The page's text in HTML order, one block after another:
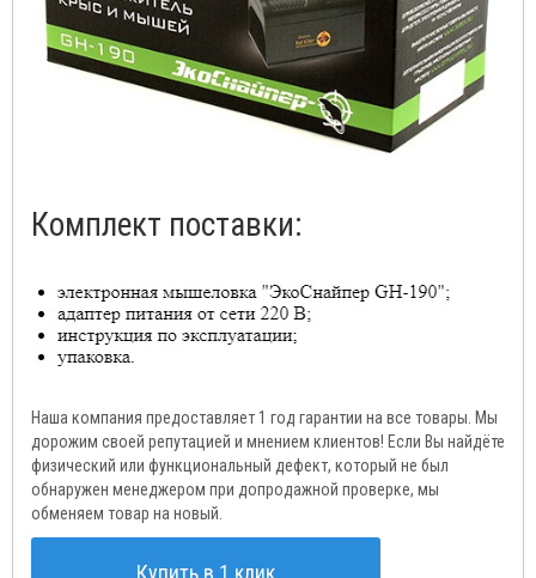
Комплект поставки:
Наша компания предоставляет 1 год гарантии на все товары. Мы
дорожим своей репутацией и мнением клиентов! Если Вы найдёте
физический или функциональный дефект, который не был
обнаружен менеджером при допродажной проверке, мы
обменяем товар на новый.
Купить в 1 клик